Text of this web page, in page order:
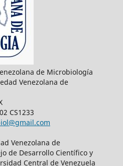
de Microbiología
Venezolana de
CS1233
Venezolana de
de Desarrollo Científico y
Central de Venezuela